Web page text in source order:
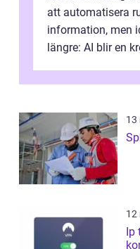
att automatisera
information, men
längre: AI blir en
13
12
Ip